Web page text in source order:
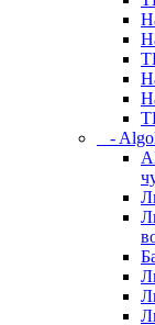
-